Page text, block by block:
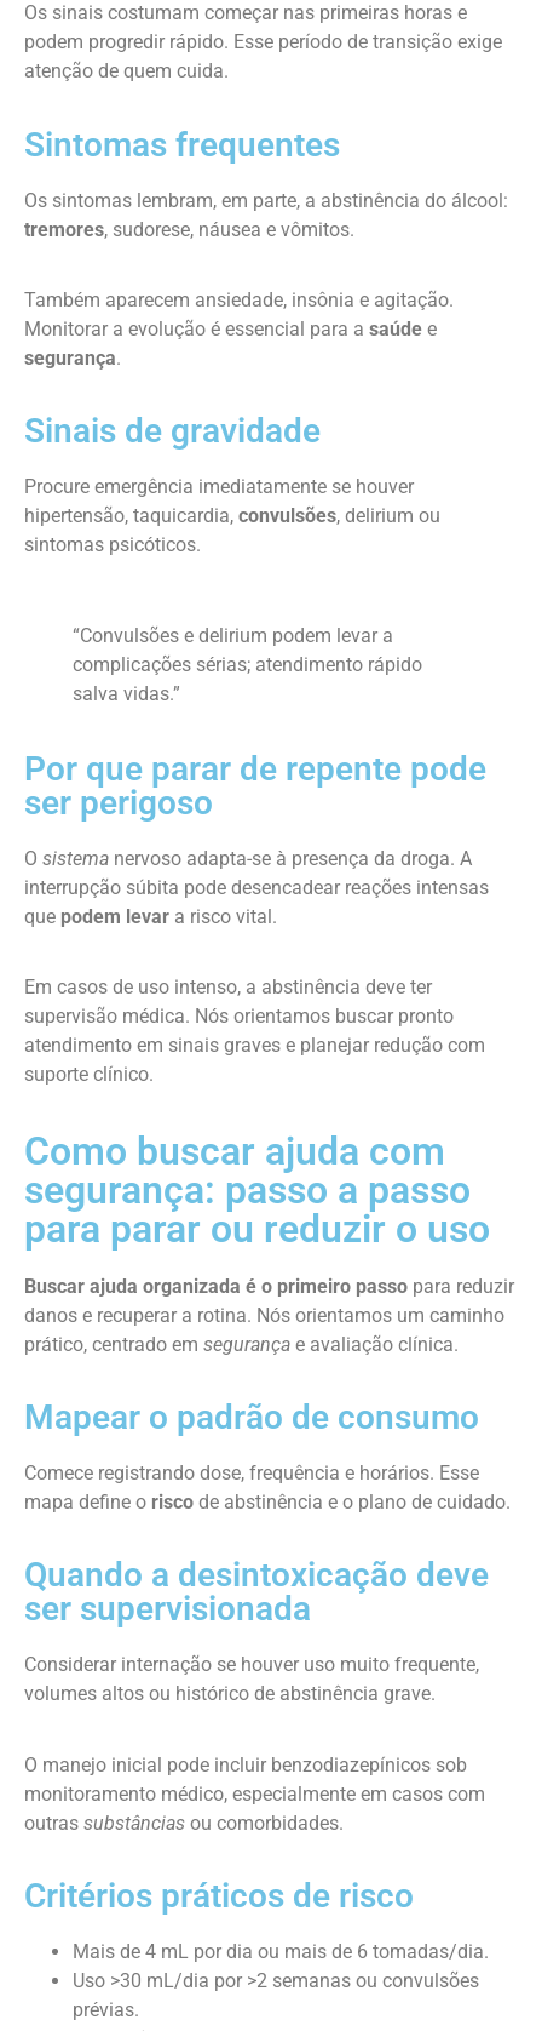
Os sinais costumam começar nas primeiras horas e
podem progredir rápido. Esse período de transição exige
atenção de quem cuida.
Sintomas frequentes
Os sintomas lembram, em parte, a abstinência do álcool:
tremores, sudorese, náusea e vômitos.
Também aparecem ansiedade, insônia e agitação.
Monitorar a evolução é essencial para a saúde e
segurança.
Sinais de gravidade
Procure emergência imediatamente se houver
hipertensão, taquicardia, convulsões, delirium ou
sintomas psicóticos.
“Convulsões e delirium podem levar a
complicações sérias; atendimento rápido
salva vidas.”
Por que parar de repente pode
ser perigoso
O sistema nervoso adapta-se à presença da droga. A
interrupção súbita pode desencadear reações intensas
que podem levar a risco vital.
Em casos de uso intenso, a abstinência deve ter
supervisão médica. Nós orientamos buscar pronto
atendimento em sinais graves e planejar redução com
suporte clínico.
Como buscar ajuda com
segurança: passo a passo
para parar ou reduzir o uso
Buscar ajuda organizada é o primeiro passo para reduzir
danos e recuperar a rotina. Nós orientamos um caminho
prático, centrado em segurança e avaliação clínica.
Mapear o padrão de consumo
Comece registrando dose, frequência e horários. Esse
mapa define o risco de abstinência e o plano de cuidado.
Quando a desintoxicação deve
ser supervisionada
Considerar internação se houver uso muito frequente,
volumes altos ou histórico de abstinência grave.
O manejo inicial pode incluir benzodiazepínicos sob
monitoramento médico, especialmente em casos com
outras substâncias ou comorbidades.
Critérios práticos de risco
Mais de 4 mL por dia ou mais de 6 tomadas/dia.
Uso >30 mL/dia por >2 semanas ou convulsões
prévias.